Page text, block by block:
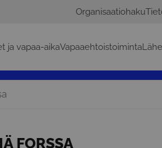
Organisaatiohaku
ja vapaa-aikaVapaaehtoistoiminta
FORSSA